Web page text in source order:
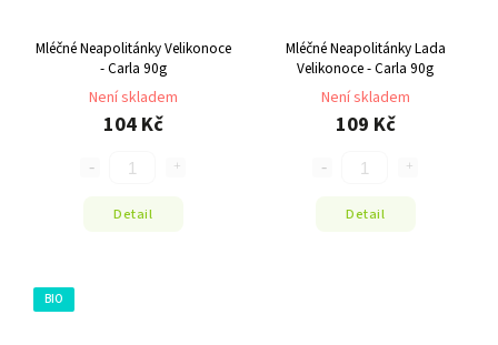
Mléčné Neapolitánky Velikonoce
- Carla 90g
Není skladem
104 Kč
Detail
Mléčné Neapolitánky Lada
Velikonoce - Carla 90g
Není skladem
109 Kč
Detail
BIO